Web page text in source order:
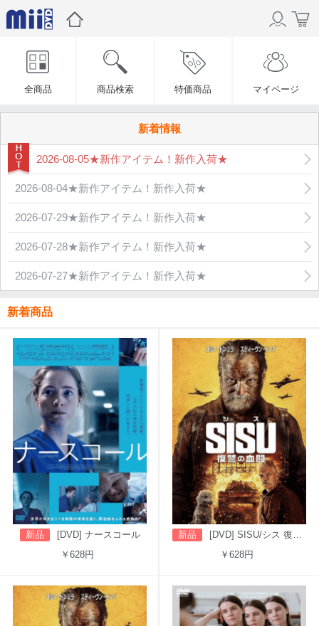
全商品 商品検索 特価商品 マイページ
新着情報
2026-08-05★新作アイテム！新作入荷★
2026-08-04★新作アイテム！新作入荷★
2026-07-29★新作アイテム！新作入荷★
2026-07-28★新作アイテム！新作入荷★
2026-07-27★新作アイテム！新作入荷★
新着商品
新品
[DVD] ナースコール
￥628円
新品
[DVD] SISU/シス 復讐の血闘（吹替版）
￥628円